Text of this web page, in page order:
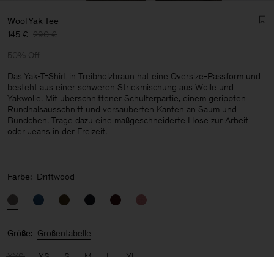
Herren
Wool Yak Tee
145 € 290 €
50% Off
Das Yak-T-Shirt in Treibholzbraun hat eine Oversize-Passform und
besteht aus einer schweren Strickmischung aus Wolle und
Yakwolle. Mit überschnittener Schulterpartie, einem gerippten
Rundhalsausschnitt und versäuberten Kanten an Saum und
Bündchen. Trage dazu eine maßgeschneiderte Hose zur Arbeit
oder Jeans in der Freizeit.
Farbe: Driftwood
Größe: Größentabelle